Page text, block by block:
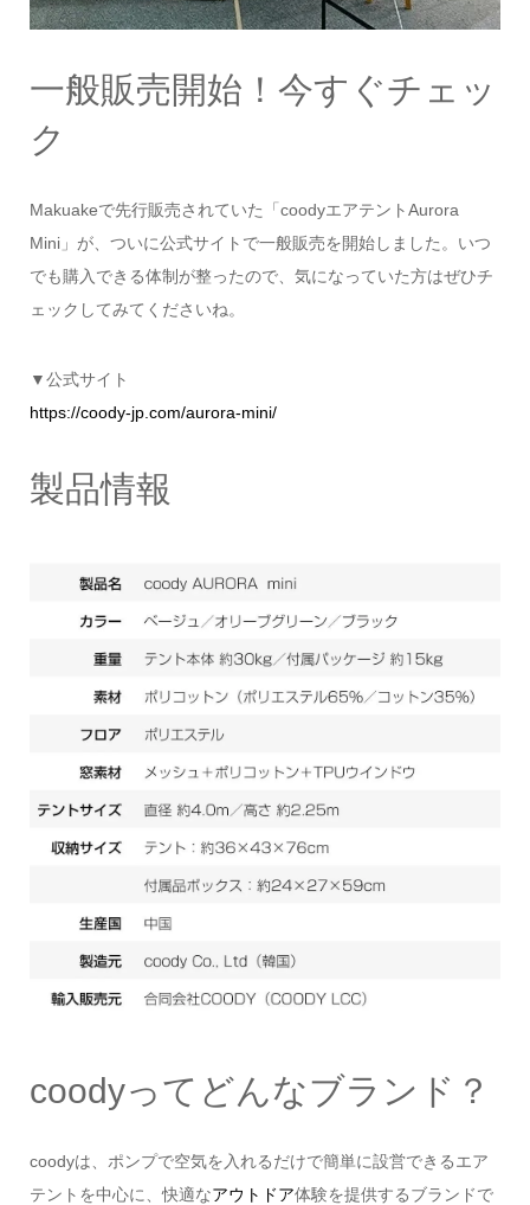
一般販売開始！今すぐチェッ
ク
Makuakeで先行販売されていた「coodyエアテントAurora
Mini」が、ついに公式サイトで一般販売を開始しました。いつ
でも購入できる体制が整ったので、気になっていた方はぜひチ
ェックしてみてくださいね。
▼公式サイト
https://coody-jp.com/aurora-mini/
製品情報
coodyってどんなブランド？
coodyは、ポンプで空気を入れるだけで簡単に設営できるエア
テントを中心に、快適なアウトドア体験を提供するブランドで